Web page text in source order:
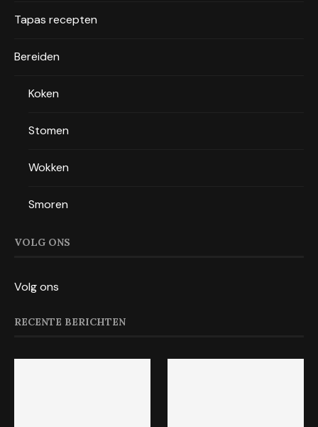
Tapas recepten
Bereiden
Koken
Stomen
Wokken
Smoren
VOLG ONS
Volg ons
RECENTE BERICHTEN